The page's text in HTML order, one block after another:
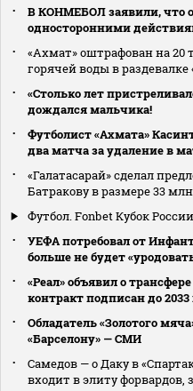
В КОНМЕБОЛ заявили, что
односторонними
«Ахмат» оштрафован на 20
горячей воды в раздевалке
«Столько лет
дождался мальчика!
Футболист «Ахмата»
два матча за удаление в
«Галатасарай» сделал
Батракову в размере 33
Футбол. Fonbet Кубок
УЕФА потребовал от
больше не будет
«Реал» объявил о
контракт подписан до 2033
Обладатель «Золотого
«Барселону» — СМИ
Самедов — о Даку в
входит в элиту форвардов,